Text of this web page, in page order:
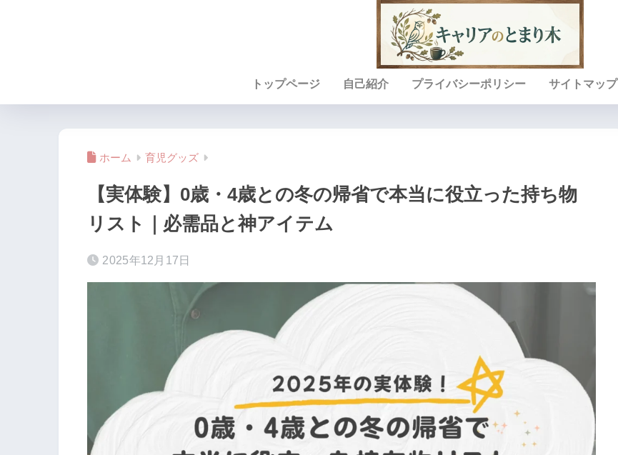
トップページ 自己紹介 プライバシーポリシー サイトマップ
ホーム 育児グッズ
【実体験】0歳・4歳との冬の帰省で本当に役立った持ち物
リスト｜必需品と神アイテム
2025年12月17日